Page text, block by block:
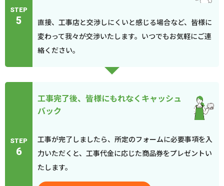
STEP
5
直接、工事店と交渉しにくいと感じる場合など、皆様に
変わって我々が交渉いたします。いつでもお気軽にご連
絡ください。
STEP
6
工事完了後、皆様にもれなくキャッシュ
バック
工事が完了しましたら、所定のフォームに必要事項を入
力いただくと、工事代金に応じた商品券をプレゼントい
たします。